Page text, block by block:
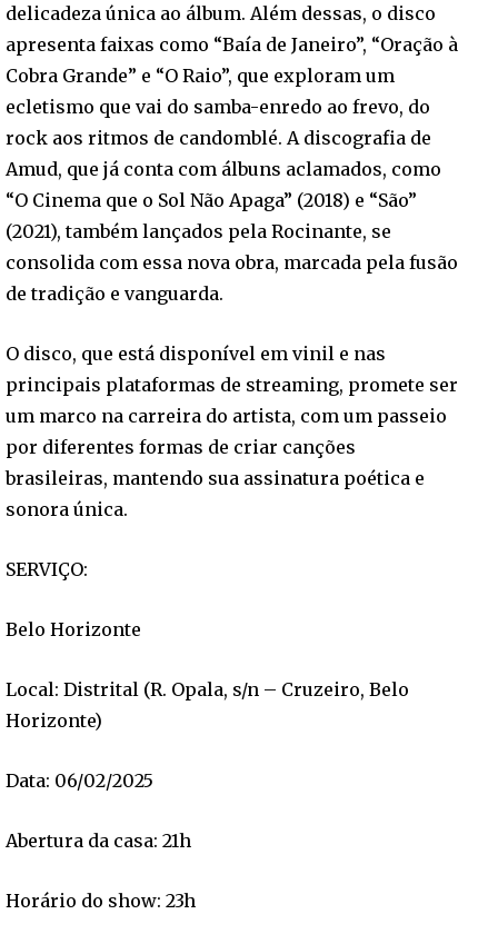
delicadeza única ao álbum. Além dessas, o disco
apresenta faixas como “Baía de Janeiro”, “Oração à
Cobra Grande” e “O Raio”, que exploram um
ecletismo que vai do samba-enredo ao frevo, do
rock aos ritmos de candomblé. A discografia de
Amud, que já conta com álbuns aclamados, como
“O Cinema que o Sol Não Apaga” (2018) e “São”
(2021), também lançados pela Rocinante, se
consolida com essa nova obra, marcada pela fusão
de tradição e vanguarda.
O disco, que está disponível em vinil e nas
principais plataformas de streaming, promete ser
um marco na carreira do artista, com um passeio
por diferentes formas de criar canções
brasileiras, mantendo sua assinatura poética e
sonora única.
SERVIÇO:
Belo Horizonte
Local: Distrital (R. Opala, s/n – Cruzeiro, Belo
Horizonte)
Data: 06/02/2025
Abertura da casa: 21h
Horário do show: 23h